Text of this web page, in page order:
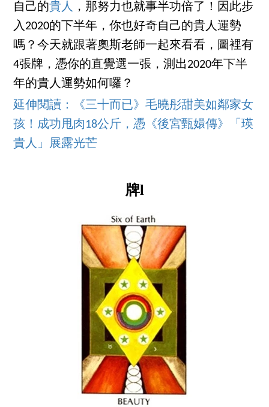
自己的貴人 ，那努力也就事半功倍了！因此步
入2020的下半年，你也好奇自己的貴人運勢
嗎？今天就跟著奧斯老師一起來看看，圖裡有
4張牌，憑你的直覺選一張，測出2020年下半
年的貴人運勢如何囉？
延伸閱讀：《三十而已》毛曉彤甜美如鄰家女
孩！成功甩肉18公斤，憑《後宮甄嬛傳》「瑛
貴人」展露光芒
牌l